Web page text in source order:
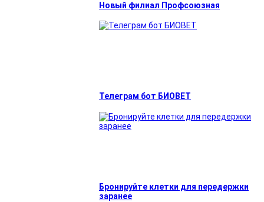
Новый филиал Профсоюзная
Телеграм бот БИОВЕТ
Бронируйте клетки для передержки
заранее